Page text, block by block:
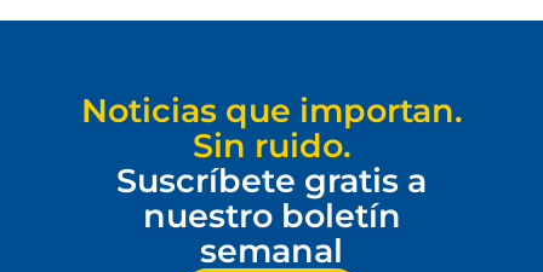
Noticias que importan.
Sin ruido.
Suscríbete gratis a
nuestro boletín
semanal